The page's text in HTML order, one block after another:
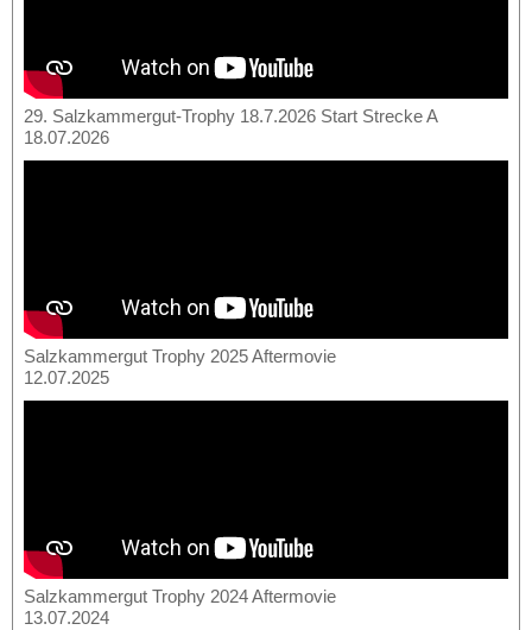
29. Salzkammergut-Trophy 18.7.2026 Start Strecke A
18.07.2026
Salzkammergut Trophy 2025 Aftermovie
12.07.2025
Salzkammergut Trophy 2024 Aftermovie
13.07.2024